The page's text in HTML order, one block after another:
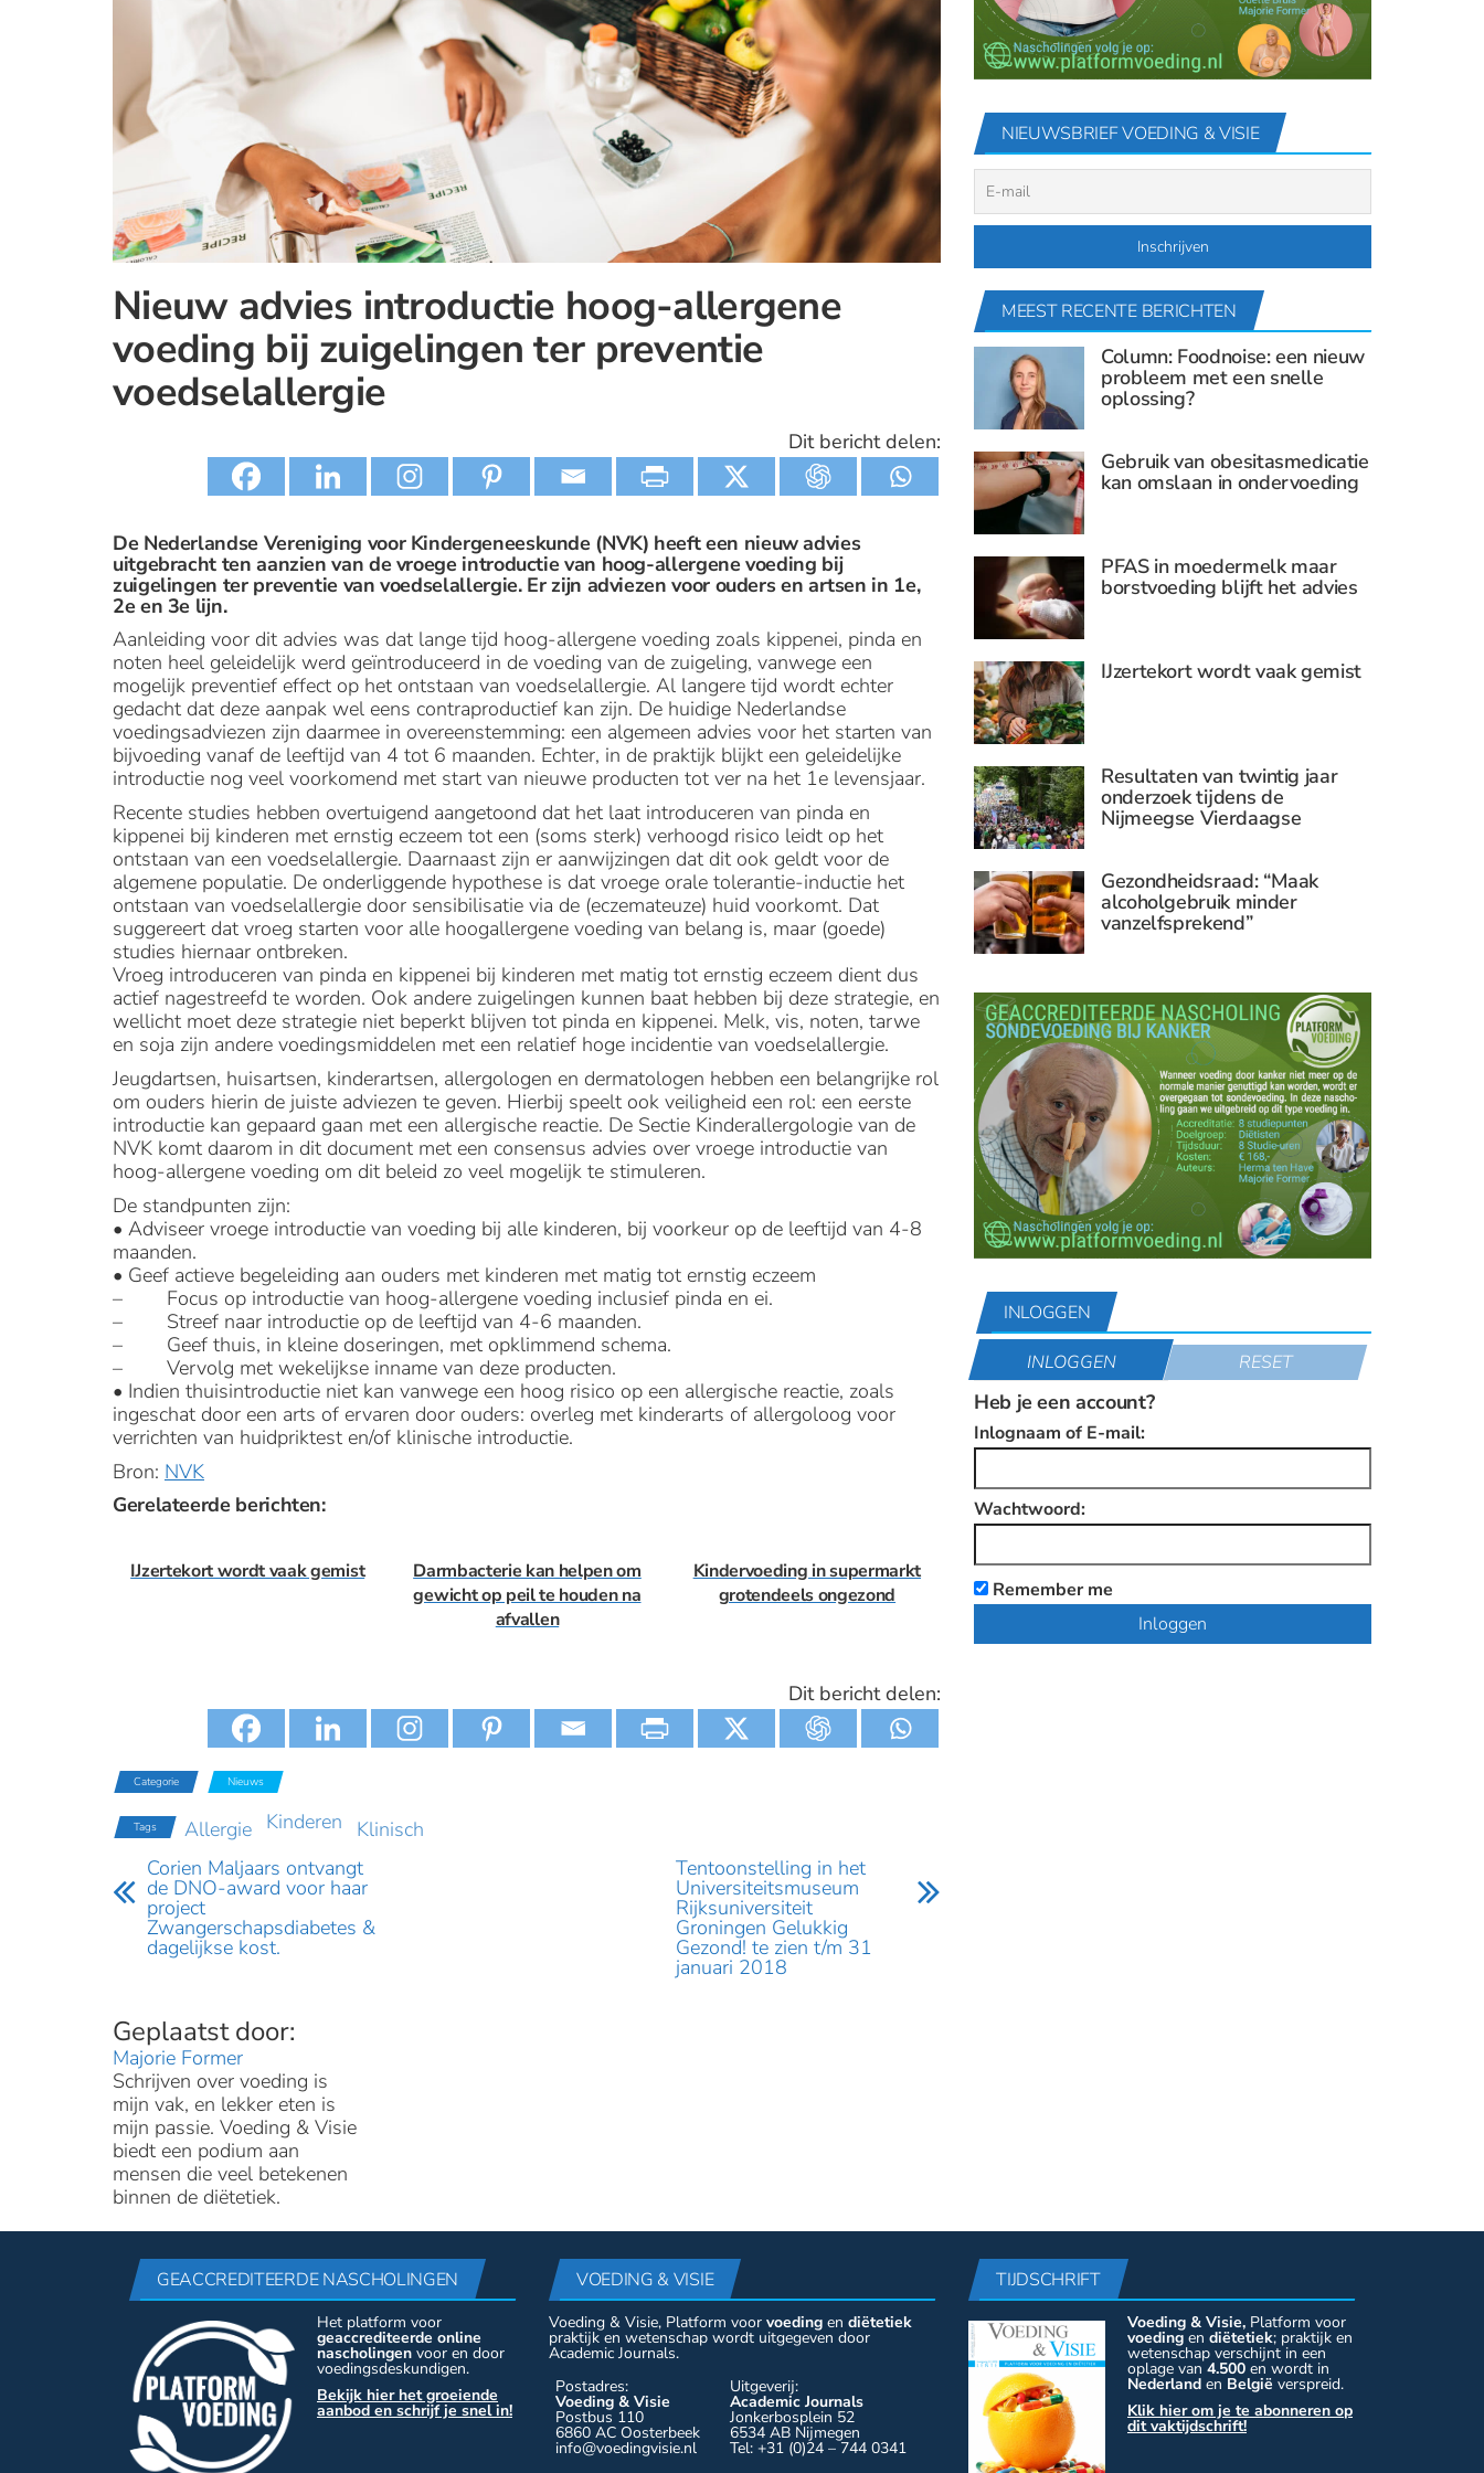
Nieuw advies introductie hoog-allergene
voeding bij zuigelingen ter preventie
voedselallergie
Dit bericht delen:
De Nederlandse Vereniging voor Kindergeneeskunde (NVK) heeft een nieuw advies
uitgebracht ten aanzien van de vroege introductie van hoog-allergene voeding bij
zuigelingen ter preventie van voedselallergie. Er zijn adviezen voor ouders en artsen in 1e,
2e en 3e lijn.
Aanleiding voor dit advies was dat lange tijd hoog-allergene voeding zoals kippenei, pinda en
noten heel geleidelijk werd geïntroduceerd in de voeding van de zuigeling, vanwege een
mogelijk preventief effect op het ontstaan van voedselallergie. Al langere tijd wordt echter
gedacht dat deze aanpak wel eens contraproductief kan zijn. De huidige Nederlandse
voedingsadviezen zijn daarmee in overeenstemming: een algemeen advies voor het starten van
bijvoeding vanaf de leeftijd van 4 tot 6 maanden. Echter, in de praktijk blijkt een geleidelijke
introductie nog veel voorkomend met start van nieuwe producten tot ver na het 1e levensjaar.
Recente studies hebben overtuigend aangetoond dat het laat introduceren van pinda en
kippenei bij kinderen met ernstig eczeem tot een (soms sterk) verhoogd risico leidt op het
ontstaan van een voedselallergie. Daarnaast zijn er aanwijzingen dat dit ook geldt voor de
algemene populatie. De onderliggende hypothese is dat vroege orale tolerantie-inductie het
ontstaan van voedselallergie door sensibilisatie via de (eczemateuze) huid voorkomt. Dat
suggereert dat vroeg starten voor alle hoogallergene voeding van belang is, maar (goede)
studies hiernaar ontbreken.
Vroeg introduceren van pinda en kippenei bij kinderen met matig tot ernstig eczeem dient dus
actief nagestreefd te worden. Ook andere zuigelingen kunnen baat hebben bij deze strategie, en
wellicht moet deze strategie niet beperkt blijven tot pinda en kippenei. Melk, vis, noten, tarwe
en soja zijn andere voedingsmiddelen met een relatief hoge incidentie van voedselallergie.
Jeugdartsen, huisartsen, kinderartsen, allergologen en dermatologen hebben een belangrijke rol
om ouders hierin de juiste adviezen te geven. Hierbij speelt ook veiligheid een rol: een eerste
introductie kan gepaard gaan met een allergische reactie. De Sectie Kinderallergologie van de
NVK komt daarom in dit document met een consensus advies over vroege introductie van
hoog-allergene voeding om dit beleid zo veel mogelijk te stimuleren.
De standpunten zijn:
• Adviseer vroege introductie van voeding bij alle kinderen, bij voorkeur op de leeftijd van 4-8
maanden.
• Geef actieve begeleiding aan ouders met kinderen met matig tot ernstig eczeem
– Focus op introductie van hoog-allergene voeding inclusief pinda en ei.
– Streef naar introductie op de leeftijd van 4-6 maanden.
– Geef thuis, in kleine doseringen, met opklimmend schema.
– Vervolg met wekelijkse inname van deze producten.
• Indien thuisintroductie niet kan vanwege een hoog risico op een allergische reactie, zoals
ingeschat door een arts of ervaren door ouders: overleg met kinderarts of allergoloog voor
verrichten van huidpriktest en/of klinische introductie.
Bron: NVK
Gerelateerde berichten:
IJzertekort wordt vaak gemist
Darmbacterie kan helpen om
gewicht op peil te houden na
afvallen
Kindervoeding in supermarkt
grotendeels ongezond
Dit bericht delen:
Categorie Nieuws
Tags Allergie Kinderen
Klinisch
Corien Maljaars ontvangt
de DNO-award voor haar
project
Zwangerschapsdiabetes &
dagelijkse kost.
Tentoonstelling in het
Universiteitsmuseum
Rijksuniversiteit
Groningen Gelukkig
Gezond! te zien t/m 31
januari 2018
Majorie Former
Schrijven over voeding is
mijn vak, en lekker eten is
mijn passie. Voeding & Visie
biedt een podium aan
mensen die veel betekenen
binnen de diëtetiek.
NIEUWSBRIEF VOEDING & VISIE
MEEST RECENTE BERICHTEN
Column: Foodnoise: een nieuw
probleem met een snelle
oplossing?
Gebruik van obesitasmedicatie
kan omslaan in ondervoeding
PFAS in moedermelk maar
borstvoeding blijft het advies
IJzertekort wordt vaak gemist
Resultaten van twintig jaar
onderzoek tijdens de
Nijmeegse Vierdaagse
Gezondheidsraad: “Maak
alcoholgebruik minder
vanzelfsprekend”
INLOGGEN
INLOGGEN RESET
Heb je een account?
Inlognaam of E-mail:
Wachtwoord:
Remember me
GEACCREDITEERDE NASCHOLINGEN
Het platform voor
geaccrediteerde online
nascholingen voor en door
voedingsdeskundigen.
Bekijk hier het groeiende
aanbod en schrijf je snel in!
VOEDING & VISIE
Voeding & Visie, Platform voor voeding en diëtetiek
praktijk en wetenschap wordt uitgegeven door
Academic Journals.
Postadres:
Voeding & Visie
Postbus 110
6860 AC Oosterbeek
info@voedingvisie.nl
Uitgeverij:
Academic Journals
Jonkerbosplein 52
6534 AB Nijmegen
Tel: +31 (0)24 – 744 0341
TIJDSCHRIFT
Voeding & Visie, Platform voor
voeding en diëtetiek; praktijk en
wetenschap verschijnt in een
oplage van 4.500 en wordt in
Nederland en België verspreid.
Klik hier om je te abonneren op
dit vaktijdschrift!